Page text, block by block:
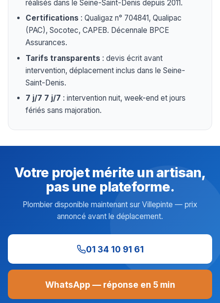
réalisés dans le Seine-Saint-Denis depuis 2011.
Certifications : Qualigaz n° 704841, Qualipac
(PAC), Socotec, CAPEB. Décennale BPCE
Assurances.
Tarifs transparents : devis écrit avant
intervention, déplacement inclus dans le Seine-
Saint-Denis.
7 j/7 7 j/7 : intervention nuit, week-end et jours
fériés sans majoration.
Votre projet mérite un artisan,
pas une plateforme.
Plombier disponible maintenant sur Villepinte — prix
annoncé avant le déplacement.
01 34 10 91 61
WhatsApp — réponse en 5 min